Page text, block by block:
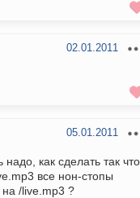
02.01.2011
05.01.2011
как сделать так
все нон-стопы
/live.mp3 ?